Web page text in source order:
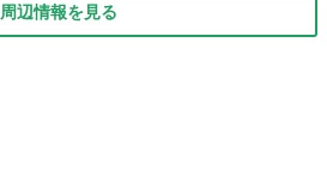
周辺情報を見る